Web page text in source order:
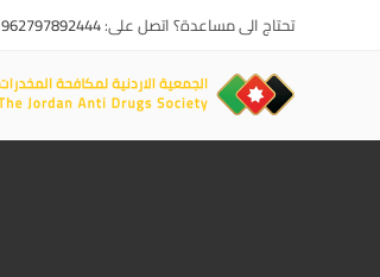
تحتاج الى مساعدة؟ اتصل على:962797892444